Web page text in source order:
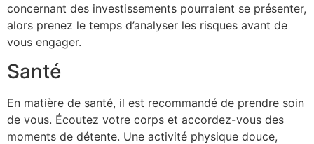
concernant des investissements pourraient se présenter,
alors prenez le temps d’analyser les risques avant de
vous engager.
Santé
En matière de santé, il est recommandé de prendre soin
de vous. Écoutez votre corps et accordez-vous des
moments de détente. Une activité physique douce,